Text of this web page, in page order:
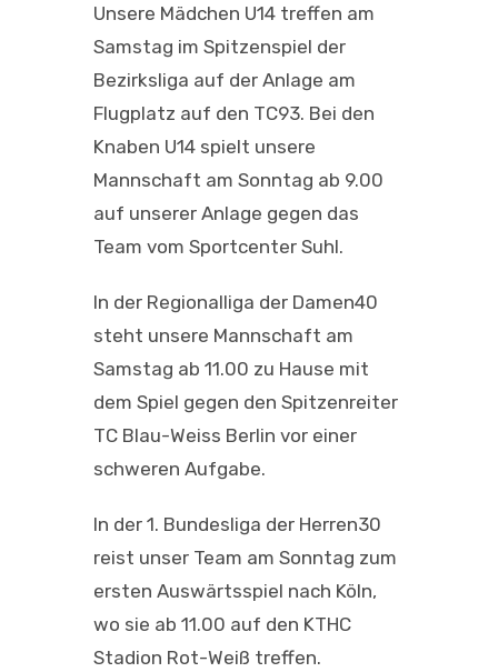
Unsere Mädchen U14 treffen am
Samstag im Spitzenspiel der
Bezirksliga auf der Anlage am
Flugplatz auf den TC93. Bei den
Knaben U14 spielt unsere
Mannschaft am Sonntag ab 9.00
auf unserer Anlage gegen das
Team vom Sportcenter Suhl.
In der Regionalliga der Damen40
steht unsere Mannschaft am
Samstag ab 11.00 zu Hause mit
dem Spiel gegen den Spitzenreiter
TC Blau-Weiss Berlin vor einer
schweren Aufgabe.
In der 1. Bundesliga der Herren30
reist unser Team am Sonntag zum
ersten Auswärtsspiel nach Köln,
wo sie ab 11.00 auf den KTHC
Stadion Rot-Weiß treffen.